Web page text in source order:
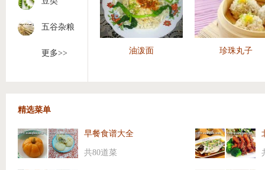
五谷杂粮
更多>> 油泼面 珍珠丸子
精选菜单
早餐食谱大全
共80道菜